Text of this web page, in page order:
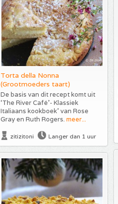
Torta della Nonna
(Grootmoeders taart)
De basis van dit recept komt uit
‘The River Café’- Klassiek
Italiaans kookboek’ van Rose
Gray en Ruth Rogers. meer...
zitizitoni Langer dan 1 uur